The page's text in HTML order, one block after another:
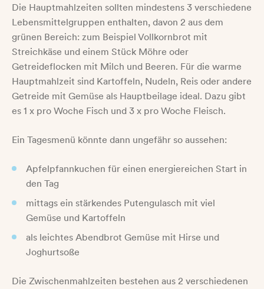
Die Hauptmahlzeiten sollten mindestens 3 verschiedene
Lebensmittelgruppen enthalten, davon 2 aus dem
grünen Bereich: zum Beispiel Vollkornbrot mit
Streichkäse und einem Stück Möhre oder
Getreideflocken mit Milch und Beeren. Für die warme
Hauptmahlzeit sind Kartoffeln, Nudeln, Reis oder andere
Getreide mit Gemüse als Hauptbeilage ideal. Dazu gibt
es 1 x pro Woche Fisch und 3 x pro Woche Fleisch.
Ein Tagesmenü könnte dann ungefähr so aussehen:
Apfelpfannkuchen für einen energiereichen Start in
den Tag
mittags ein stärkendes Putengulasch mit viel
Gemüse und Kartoffeln
als leichtes Abendbrot Gemüse mit Hirse und
Joghurtsoße
Die Zwischenmahlzeiten bestehen aus 2 verschiedenen